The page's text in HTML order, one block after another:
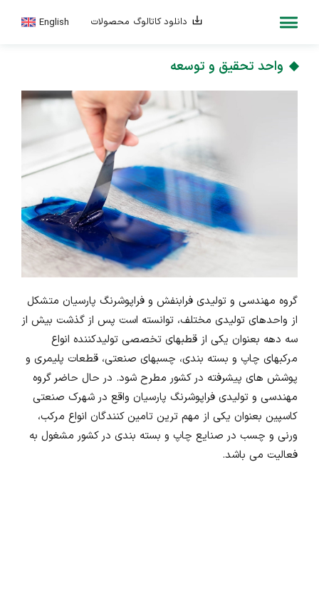
دانلود کاتالوگ محصولات
واحد تحقیق و توسعه
گروه مهندسی و تولیدی فرابنفش و فراپوشرنگ پارسیان متشکل
از واحدهای تولیدی مختلف، توانسته است پس از گذشت بیش از
سه دهه بعنوان یکی از قطبهای تخصصی تولیدکننده انواع
مرکبهای چاپ و بسته بندی، چسبهای صنعتی، قطعات پلیمری و
پوشش های پیشرفته در کشور مطرح شود. در حال حاضر گروه
مهندسی و تولیدی فراپوشرنگ پارسیان واقع در شهرک صنعتی
کاسپین بعنوان یکی از مهم ترین تامین کنندگان انواع مرکب،
ورنی و چسب در صنایع چاپ و بسته بندی در کشور مشغول به
فعالیت می باشد.